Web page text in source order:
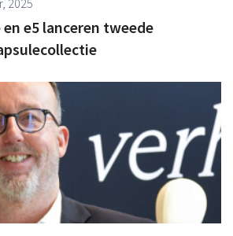
e5 lanceren tweede